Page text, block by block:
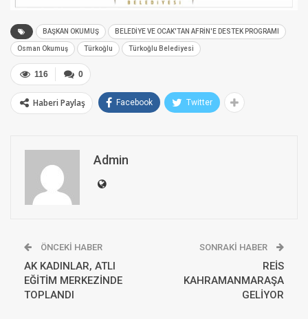
BAŞKAN OKUMUŞ BELEDİYE VE OCAK'TAN AFRİN'E DESTEK PROGRAMI
Osman Okumuş Türkoğlu Türkoğlu Belediyesi
0
116
Haberi Paylaş Facebook Twitter
Admin
ÖNCEKI HABER
AK KADINLAR, ATLI
EĞİTİM MERKEZİNDE
TOPLANDI
SONRAKI HABER
REİS
KAHRAMANMARAŞA
GELİYOR